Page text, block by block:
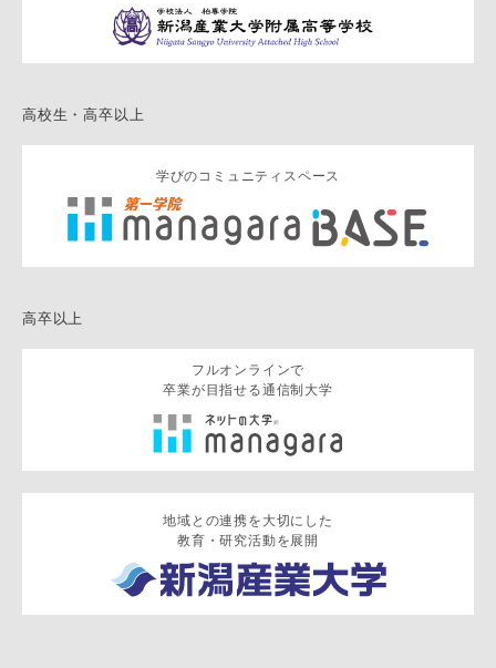
高校生・高卒以上
学びのコミュニティスペース
高卒以上
フルオンラインで
卒業が目指せる通信制大学
地域との連携を大切にした
教育・研究活動を展開